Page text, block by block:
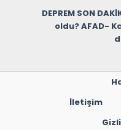
DEPREM SON
oldu? AFAD-
İletişim